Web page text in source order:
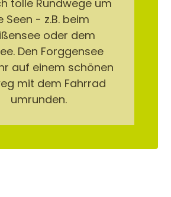
tolle Rundwege um
Seen - z.B. beim
oder dem
Den Forggensee
auf einem schönen
mit dem Fahrrad
umrunden.